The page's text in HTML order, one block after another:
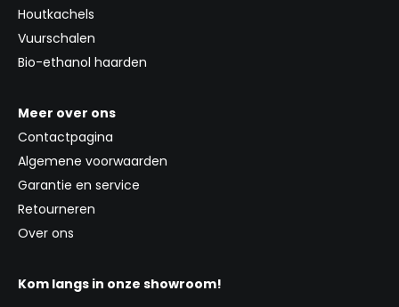
Houtkachels
Vuurschalen
Bio-ethanol haarden
Meer over ons
Contactpagina
Algemene voorwaarden
Garantie en service
Retourneren
Over ons
Kom langs in onze showroom!